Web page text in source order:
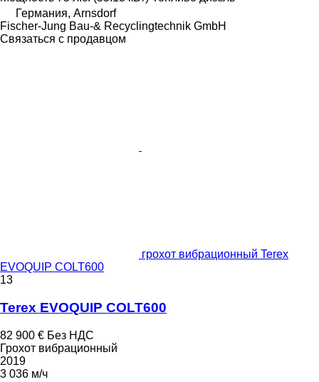
Германия, Arnsdorf
Fischer-Jung Bau-& Recyclingtechnik GmbH
Связаться с продавцом
грохот вибрационный Terex
EVOQUIP COLT600
13
Terex EVOQUIP COLT600
82 900 € Без НДС
Грохот вибрационный
2019
3 036 м/ч